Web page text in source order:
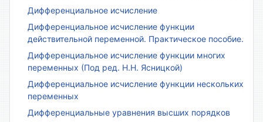
Дифференциальное исчисление
Дифференциальное исчисление функции
действительной переменной. Практическое пособие.
Дифференциальное исчисление функции многих
переменных (Под ред. Н.Н. Ясницкой)
Дифференциальное исчисление функции нескольких
переменных
Дифференциальные уравнения высших порядков